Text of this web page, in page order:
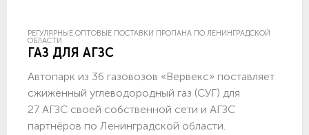
РЕГУЛЯРНЫЕ ОПТОВЫЕ ПОСТАВКИ ПРОПАНА ПО ЛЕНИНГРАДСКОЙ
ОБЛАСТИ
ГАЗ ДЛЯ АГЗС
Автопарк из 36 газовозов «Вервекс» поставляет
сжиженный углеводородный газ (СУГ) для
27 АГЗС своей собственной сети и АГЗС
партнёров по Ленинградской области.